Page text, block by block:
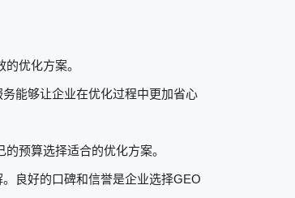
优化方案。
能够让企业在优化过程中更加省心
预算选择适合的优化方案。
良好的口碑和信誉是企业选择GEO